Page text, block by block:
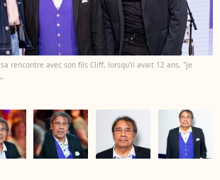
rencontre avec son fils Cliff, lorsqu'il avait 12 ans, "je